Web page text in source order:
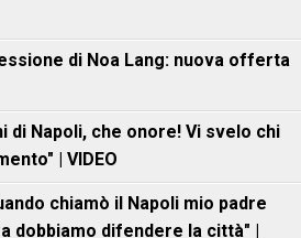
di Noa Lang: nuova offerta
di Napoli, che onore! Vi svelo chi
| VIDEO
chiamò il Napoli mio padre
dobbiamo difendere la città" |